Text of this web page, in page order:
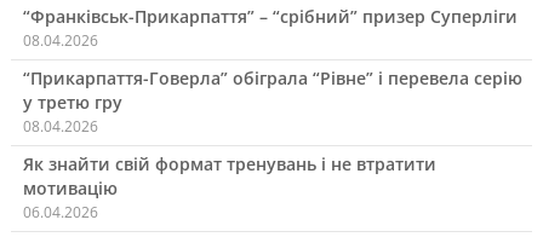
“Франківськ-Прикарпаття” – “срібний” призер Суперліги
08.04.2026
“Прикарпаття-Говерла” обіграла “Рівне” і перевела серію
у третю гру
08.04.2026
Як знайти свій формат тренувань і не втратити
мотивацію
06.04.2026